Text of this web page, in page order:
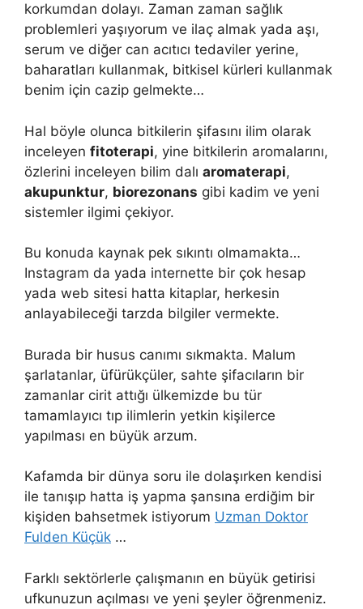
korkumdan dolayı. Zaman zaman sağlık
problemleri yaşıyorum ve ilaç almak yada aşı,
serum ve diğer can acıtıcı tedaviler yerine,
baharatları kullanmak, bitkisel kürleri kullanmak
benim için cazip gelmekte…
Hal böyle olunca bitkilerin şifasını ilim olarak
inceleyen fitoterapi, yine bitkilerin aromalarını,
özlerini inceleyen bilim dalı aromaterapi,
akupunktur, biorezonans gibi kadim ve yeni
sistemler ilgimi çekiyor.
Bu konuda kaynak pek sıkıntı olmamakta…
Instagram da yada internette bir çok hesap
yada web sitesi hatta kitaplar, herkesin
anlayabileceği tarzda bilgiler vermekte.
Burada bir husus canımı sıkmakta. Malum
şarlatanlar, üfürükçüler, sahte şifacıların bir
zamanlar cirit attığı ülkemizde bu tür
tamamlayıcı tıp ilimlerin yetkin kişilerce
yapılması en büyük arzum.
Kafamda bir dünya soru ile dolaşırken kendisi
ile tanışıp hatta iş yapma şansına erdiğim bir
kişiden bahsetmek istiyorum Uzman Doktor
Fulden Küçük …
Farklı sektörlerle çalışmanın en büyük getirisi
ufkunuzun açılması ve yeni şeyler öğrenmeniz.